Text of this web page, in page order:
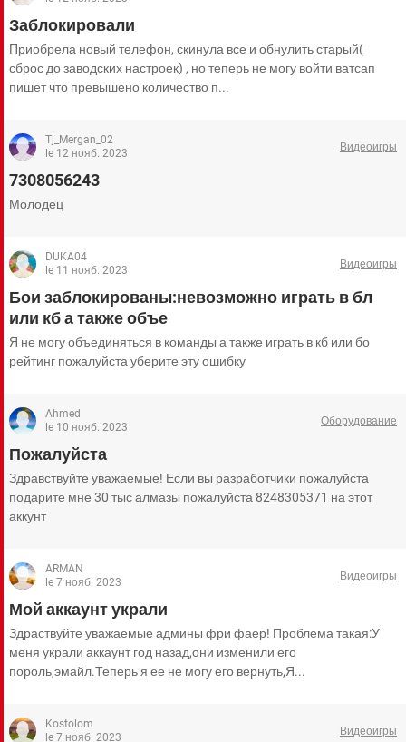
ВИДЕО
Заблокировали
Приобрела новый телефон, скинула все и обнулить старый(
сброс до заводских настроек) , но теперь не могу войти ватсап
пишет что превышено количество п...
Tj_Mergan_02
le 12 нояб. 2023
Видеоигры
7308056243
Молодец
DUKA04
le 11 нояб. 2023
Видеоигры
Бои заблокированы:невозможно играть в бл
или кб а также объе
Я не могу объединяться в команды а также играть в кб или бо
рейтинг пожалуйста уберите эту ошибку
Ahmed
le 10 нояб. 2023
Оборудование
Пожалуйста
Здравствуйте уважаемые! Если вы разработчики пожалуйста
подарите мне 30 тыс алмазы пожалуйста 8248305371 на этот
аккунт
ARMAN
le 7 нояб. 2023
Видеоигры
Мой аккаунт украли
Здраствуйте уважаемые админы фри фаер! Проблема такая:У
меня украли аккаунт год назад,они изменили его
пороль,эмайл.Теперь я ее не могу его вернуть,Я...
Kostolom
le 7 нояб. 2023
Видеоигры